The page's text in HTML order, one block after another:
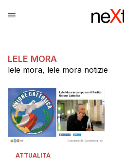
LELE MORA
lele mora, lele mora notizie
ATTUALITÀ